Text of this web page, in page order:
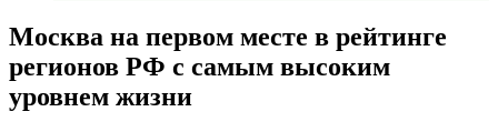
Москва на первом месте в рейтинге
регионов РФ с самым высоким
уровнем жизни